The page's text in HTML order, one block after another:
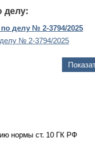
делу:
делу № 2-3794/2025
делу № 2-3794/2025
нормы ст. 10 ГК РФ